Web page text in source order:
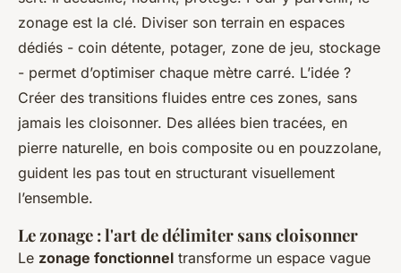
zonage est la clé. Diviser son terrain en espaces
dédiés - coin détente, potager, zone de jeu, stockage
- permet d’optimiser chaque mètre carré. L’idée ?
Créer des transitions fluides entre ces zones, sans
jamais les cloisonner. Des allées bien tracées, en
pierre naturelle, en bois composite ou en pouzzolane,
guident les pas tout en structurant visuellement
l’ensemble.
Le zonage : l'art de délimiter sans cloisonner
Le zonage fonctionnel transforme un espace vague